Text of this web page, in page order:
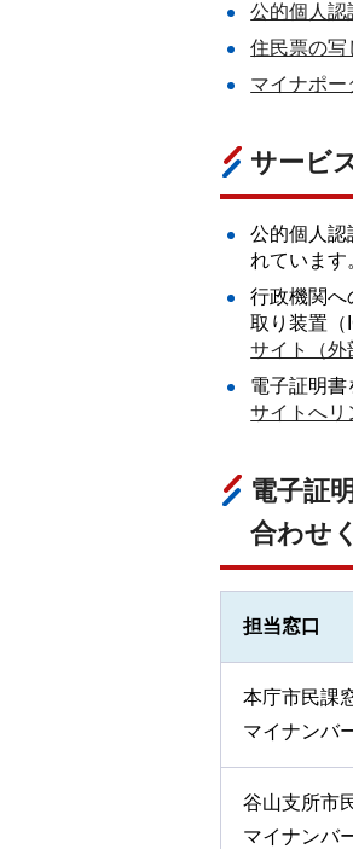
公的個人認
住民票の写
マイナポー
サービ
公的個人認
れています
行政機関へ
取り装置（
サイト（外
電子証明
サイトへリ
電子証
合わせ
担当窓口
本庁市民課
マイナンバ
谷山支所市
マイナンバ